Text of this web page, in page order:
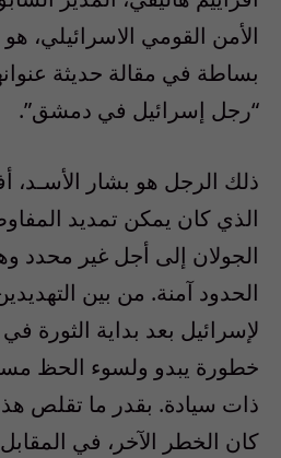
الأمن القومي الاسرائيلي،
بساطة في مقالة حديثة
“رجل إسرائيل في دمشق”.
ذلك الرجل هو بشار
الذي كان يمكن تمديد
الجولان إلى أجل غير محدد
الحدود آمنة. من بين
لإسرائيل بعد بداية الثورة في
خطورة يبدو ولسوء الحظ
ذات سيادة. بقدر ما تقلص
كان الخطر الآخر، في